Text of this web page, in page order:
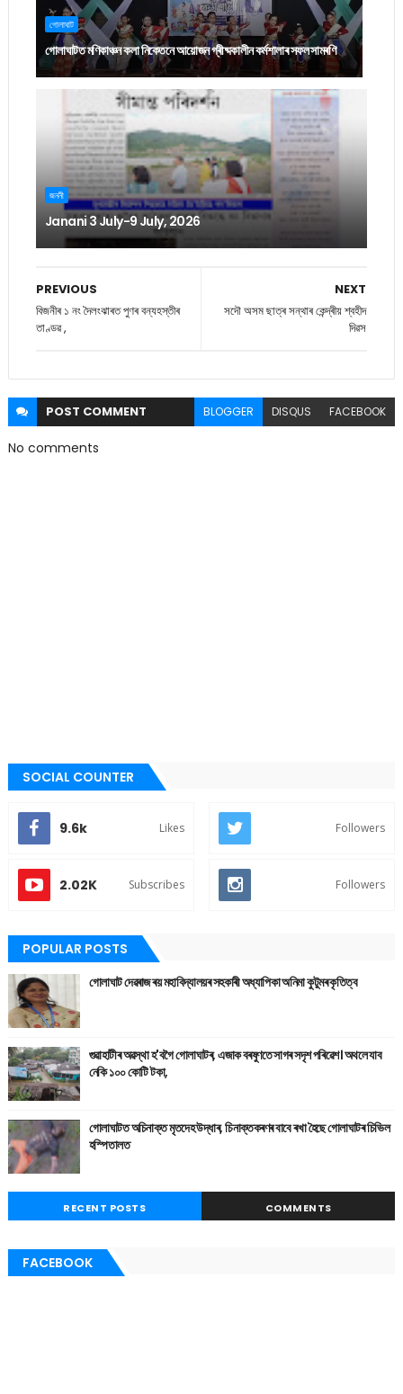
গোলাঘাট
গোলাঘাটত মণিকাঞ্চন কলা নিকেতনে আয়োজন গ্ৰীষ্মকালীন কৰ্মশালাৰ সফল সামৰণি
জননী
Janani 3 July-9 July, 2026
NEXT
সদৌ অসম ছাত্ৰ সন্থাৰ কেন্দ্ৰীয় শ্বহীদ
দিৱস
PREVIOUS
বিজনীৰ ১ নং দৈলংঝাৰত পুণৰ বন্যহস্তীৰ
তাণ্ডৱ ,
POST COMMENT BLOGGER DISQUS FACEBOOK
No comments
SOCIAL COUNTER
9.6k Likes Followers
2.02K Subscribes Followers
POPULAR POSTS
গোলাঘাট দেৱৰাজ ৰয় মহাবিদ্যালয়ৰ সহকাৰী অধ্যাপিকা অনিমা কুটুমৰ কৃতিত্ব
গুৱাহাটীৰ অৱস্থা হ'বগৈ গোলাঘাটৰ, এজাক বৰষুণতে সাগৰ সদৃশ পৰিৱেশ। অথলে যাব
নেকি ১০০ কোটি টকা,
গোলাঘাটত অচিনাক্ত মৃতদেহ উদ্ধাৰ, চিনাক্তকৰণৰ বাবে ৰখা হৈছে গোলাঘাটৰ চিভিল
হস্পিতালত
RECENT POSTS COMMENTS
FACEBOOK